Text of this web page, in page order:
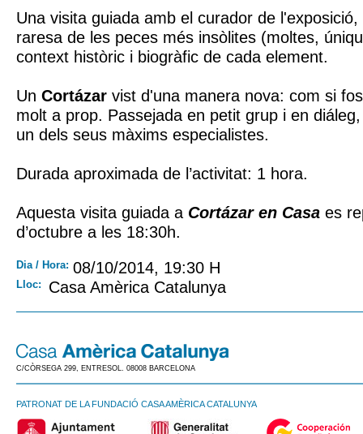
Una visita guiada amb el curador de
raresa de les peces més insòlites (moltes,
context històric i biogràfic de cada element.
Un Cortázar vist d'una manera nova: com si
molt a prop. Passejada en petit grup i en
un dels seus màxims especialistes.
Durada aproximada de l’activitat: 1 hora.
Aquesta visita guiada a Cortázar en Casa es
d’octubre a les 18:30h.
Dia / Hora: 08/10/2014, 19:30 H
Lloc: Casa Amèrica Catalunya
C/CÒRSEGA 299, ENTRESOL. 08008 BARCELONA
PATRONAT DE LA FUNDACIÓ CASA AMÈRICA CATALUNYA